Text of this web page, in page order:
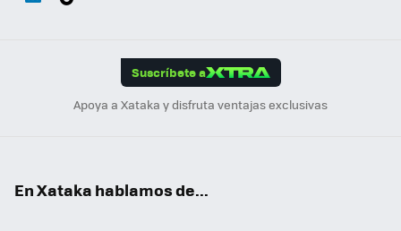
Suscríbete a
Apoya a Xataka y disfruta ventajas exclusivas
En Xataka hablamos de...